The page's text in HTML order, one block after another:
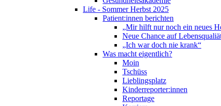
Life - Sommer Herbst 2025
Patient:innen berichten
„Mir hilft nur noch ein neues
Neue Chance auf
„Ich war doch nie krank“
Was macht eigentlich?
Moin
Tschüss
Lieblingsplatz
Kinderreporter:innen
Reportage